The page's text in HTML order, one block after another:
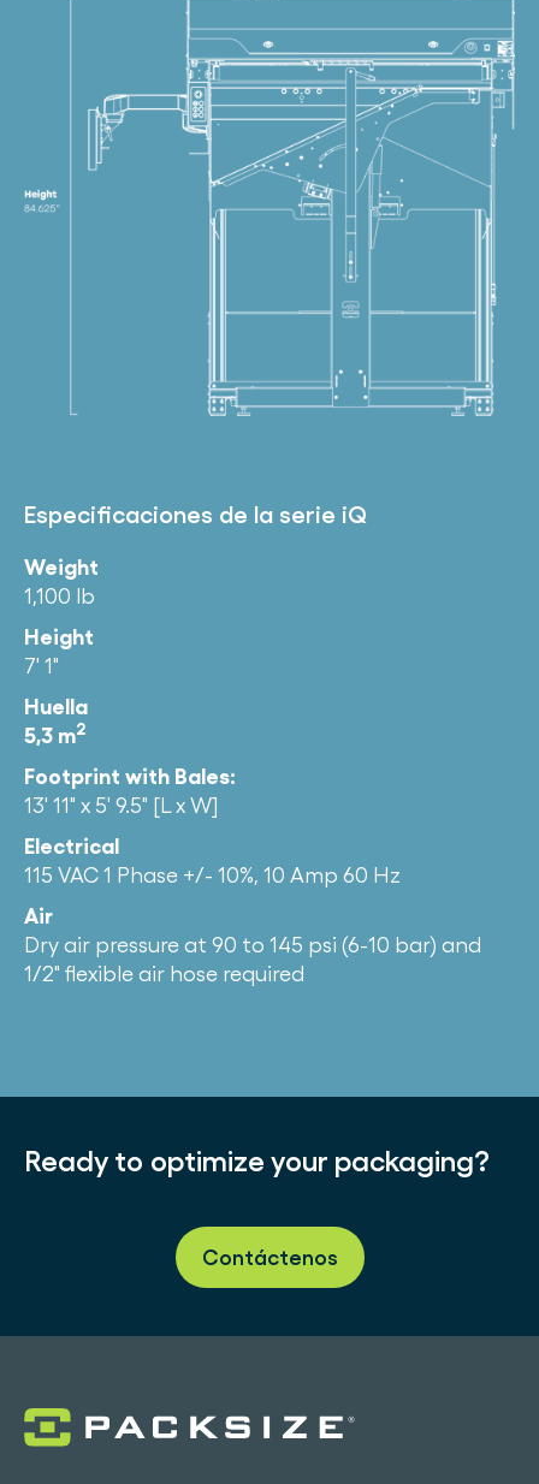
Especificaciones de la serie iQ
Weight
1,100 lb
Height
7′ 1″
Huella
5,3 m2
Footprint with Bales:
13′ 11″ x 5′ 9.5″ [L x W]
Electrical
115 VAC 1 Phase +/- 10%, 10 Amp 60 Hz
Air
Dry air pressure at 90 to 145 psi (6-10 bar) and
1/2″ flexible air hose required
Ready to optimize your packaging?
Contáctenos